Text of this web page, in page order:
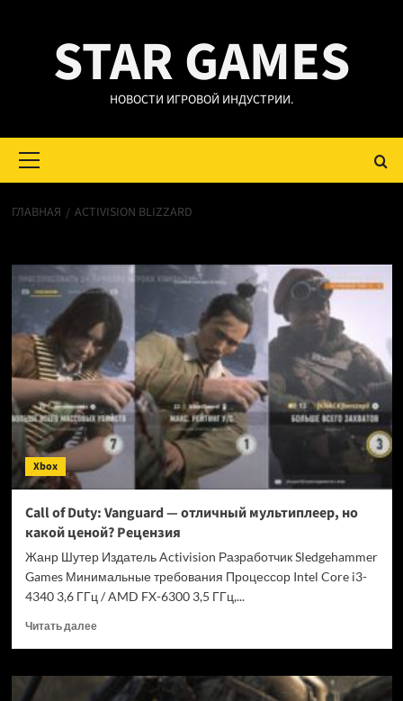
содержимомуSTAR GAMES
НОВОСТИ ИГРОВОЙ ИНДУСТРИИ.
меню
ГЛАВНАЯ ACTIVISION BLIZZARD
Xbox
Call of Duty: Vanguard — отличный мультиплеер, но
какой ценой? Рецензия
Жанр Шутер Издатель Activision Разработчик Sledgehammer
Games Минимальные требования Процессор Intel Core i3-
4340 3,6 ГГц / AMD FX-6300 3,5 ГГц,...
Читать далееПрочитать
Call
of